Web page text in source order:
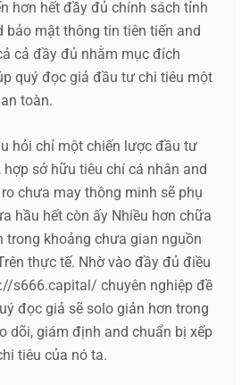
hơn hết đầy đủ chính sách tỉnh
bảo mật thông tin tiên tiến and
cả đầy đủ nhằm mục đích
quý đọc giả đầu tư chi tiêu một
toàn.
hỏi chỉ một chiến lược đầu tư
sở hữu tiêu chí cá nhân and
chưa may thông minh sẽ phụ
hầu hết còn ấy Nhiều hơn chữa
trong khoảng chưa gian nguồn
thực tế. Nhờ vào đầy đủ điều
s666.capital/ chuyên nghiệp đề
đọc giả sẽ solo giản hơn trong
dõi, giám định and chuẩn bị xếp
tiêu của nó ta.